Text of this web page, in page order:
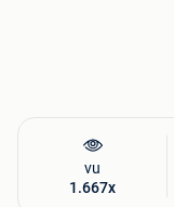
vu
1.667x